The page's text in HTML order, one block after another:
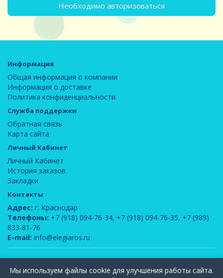
Необходимо авторизоваться
Информация
Общая информация о компании
Информация о доставке
Политика конфиденциальности
Служба поддержки
Обратная связь
Карта сайта
Личный Кабинет
Личный Кабинет
История заказов
Закладки
Контакты
Адрес: г. Краснодар
Телефоны: +7 (918) 094-76-34, +7 (918) 094-76-35, +7 (989)
833-81-76
E-mail: info@elegiaros.ru
Вся информация, содержащаяся на данном сайте, является интеллектуальной
Мы используем файлы cookie для улучшения работы сайта.